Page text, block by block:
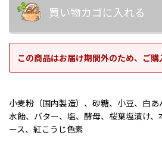
買い物カゴに入れる
この商品はお届け期間外のため、ご購
小麦粉（国内製造）、砂糖、小豆、白あ
水飴、バター、塩、酵母、桜葉塩漬け、
ース、紅こうじ色素